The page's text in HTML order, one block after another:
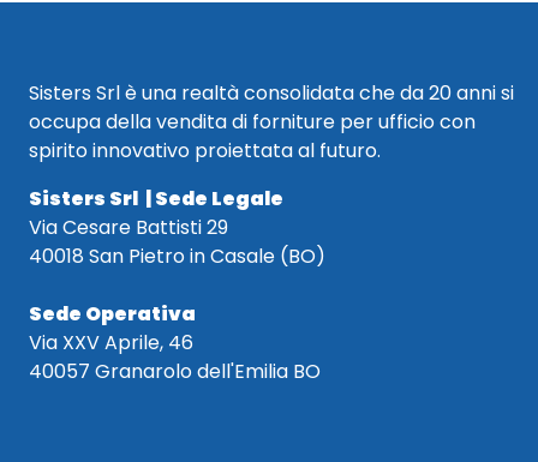
Sisters Srl è una realtà consolidata che da 20 anni si
occupa della vendita di forniture per ufficio con
spirito innovativo proiettata al futuro.
Sisters Srl | Sede Legale
Via Cesare Battisti 29
40018 San Pietro in Casale (BO)
Sede Operativa
Via XXV Aprile, 46
40057 Granarolo dell'Emilia BO